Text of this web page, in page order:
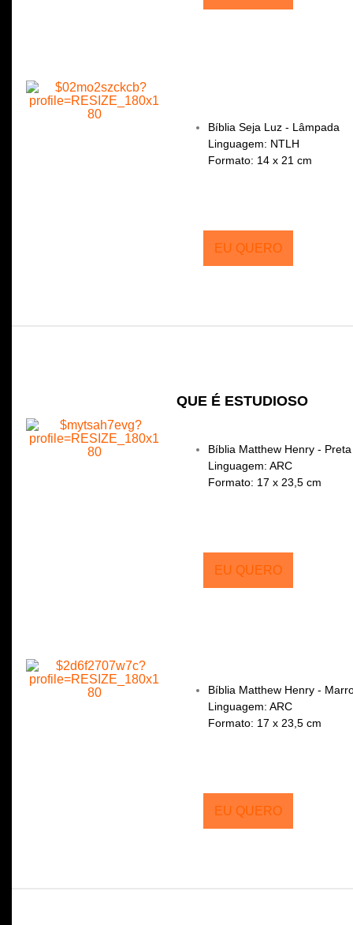
Bíblia Seja Luz - Lâmpada
Linguagem: NTLH
Formato: 14 x 21 cm
EU QUERO
QUE É ESTUDIOSO
Bíblia Matthew Henry - Preta
Linguagem: ARC
Formato: 17 x 23,5 cm
EU QUERO
Bíblia Matthew Henry -
Linguagem: ARC
Formato: 17 x 23,5 cm
EU QUERO